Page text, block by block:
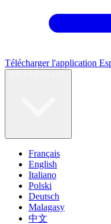
Télécharger l'application
Français
English
Italiano
Polski
Deutsch
Malagasy
中文